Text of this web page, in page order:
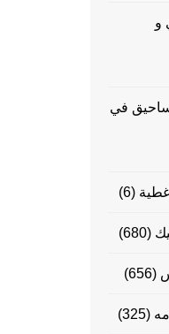
للعلب 3 دي و
في
(6)
(680)
(656)
(325)